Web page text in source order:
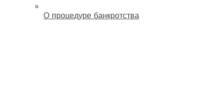
О процедуре банкротства